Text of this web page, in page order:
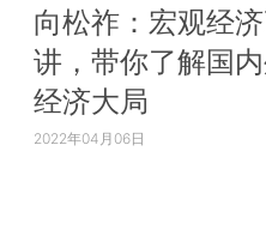
向松祚：宏观经
讲，带你了解国
经济大局
2022年04月06日